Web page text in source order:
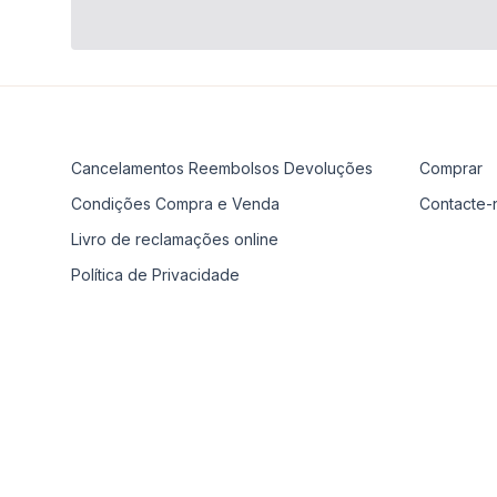
Cancelamentos Reembolsos Devoluções
Condições Compra e Venda
Livro de reclamações online
Política de Privacidade
Comprar
Contacte-